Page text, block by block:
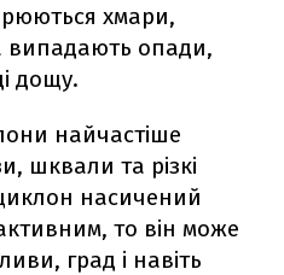
хмари,
випадають опади,
дощу.
найчастіше
шквали та різкі
насичений
то він може
град і навіть